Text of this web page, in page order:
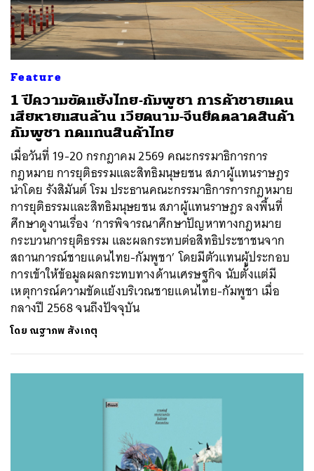
Feature
1 ปีความขัดแย้งไทย-กัมพูชา การค้าชายแดน
เสียหายแสนล้าน เวียดนาม-จีนยึดตลาดสินค้า
กัมพูชา ทดแทนสินค้าไทย
เมื่อวันที่ 19-20 กรกฎาคม 2569 คณะกรรมาธิการการ
กฎหมาย การยุติธรรมและสิทธิมนุษยชน สภาผู้แทนราษฎร
นำโดย รังสิมันต์ โรม ประธานคณะกรรมาธิการการกฎหมาย
การยุติธรรมและสิทธิมนุษยชน สภาผู้แทนราษฎร ลงพื้นที่
ศึกษาดูงานเรื่อง ‘การพิจารณาศึกษาปัญหาทางกฎหมาย
กระบวนการยุติธรรม และผลกระทบต่อสิทธิประชาชนจาก
สถานการณ์ชายแดนไทย-กัมพูชา’ โดยมีตัวแทนผู้ประกอบ
การเข้าให้ข้อมูลผลกระทบทางด้านเศรษฐกิจ นับตั้งแต่มี
เหตุการณ์ความขัดแย้งบริเวณชายแดนไทย-กัมพูชา เมื่อ
กลางปี 2568 จนถึงปัจจุบัน
โดย ณฐาภพ สังเกตุ